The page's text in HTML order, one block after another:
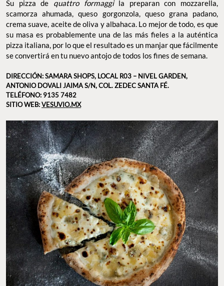
Su pizza de quattro formaggila preparan con mozzarella,
scamorza ahumada,queso gorgonzola, quesograna padano,
crema suave, aceite de oliva y albahaca. Lo mejor de todo, es que
su masa es probablemente una de las más fieles a la auténtica
pizza italiana, por lo que el resultado es un manjar que fácilmente
se convertirá en tu nuevo antojo de todos los fines de semana.
DIRECCIÓN:SAMARA SHOPS, LOCAL R03 – NIVEL GARDEN,
ANTONIO DOVALI JAIMA S/N, COL. ZEDEC SANTA FÉ.
TELÉFONO: 9135 7482
SITIO WEB:VESUVIO.MX